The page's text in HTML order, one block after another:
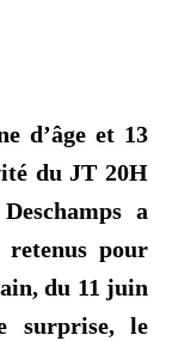
d’âge et 13
du JT 20H
a
retenus pour
du 11 juin
surprise, le